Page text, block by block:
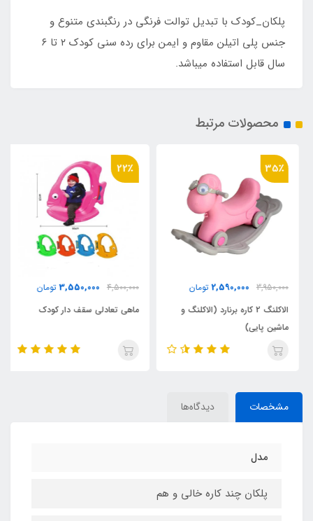
پلکان_کودک با تبدیل توالت فرنگی در رنگبندی متنوع و
جنس پلی اتیلن مقاوم و ایمن برای رده سنی کودک ۲ تا ۶
سال قابل استفاده میباشد.
محصولات مرتبط
35٪
3,950,000
2,590,000 تومان
الاکلنگ 2 کاره برنارد (الاکلنگ و
ماشین پایی)
22٪
4,500,000
3,550,000 تومان
ماهی تعادلی سقف دار کودک
مشخصات دیدگاه‌ها
مدل
پلکان چند کاره خالی و هم